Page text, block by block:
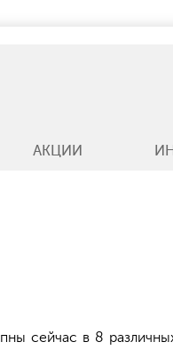
АКЦИИ
сейчас в 8